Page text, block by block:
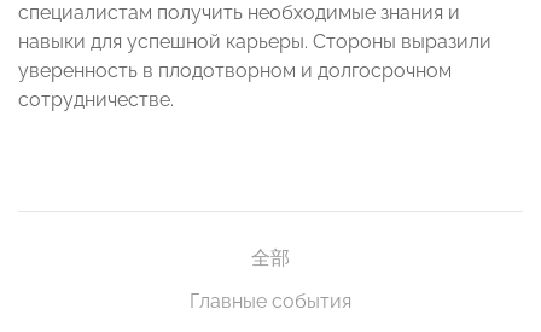
специалистам получить необходимые знания и
навыки для успешной карьеры. Стороны выразили
уверенность в плодотворном и долгосрочном
сотрудничестве.
全部
Главные события